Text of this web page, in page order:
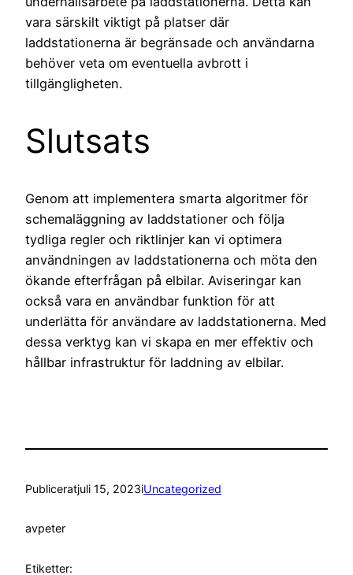
vara särskilt viktigt på platser där
laddstationerna är begränsade och användarna
behöver veta om eventuella avbrott i
tillgängligheten.
Slutsats
Genom att implementera smarta algoritmer för
schemaläggning av laddstationer och följa
tydliga regler och riktlinjer kan vi optimera
användningen av laddstationerna och möta den
ökande efterfrågan på elbilar. Aviseringar kan
också vara en användbar funktion för att
underlätta för användare av laddstationerna. Med
dessa verktyg kan vi skapa en mer effektiv och
hållbar infrastruktur för laddning av elbilar.
Publiceratjuli 15, 2023iUncategorized
avpeter
Etiketter: